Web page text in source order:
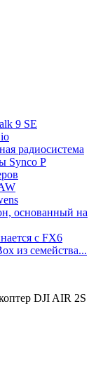
9 SE
радиосистема
Synco P
основанный на
с FX6
из семейства...
DJI AIR 2S